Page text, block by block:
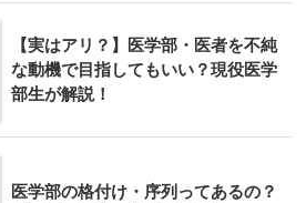
【実はアリ？】医学部・医者を不純
な動機で目指してもいい？現役医学
部生が解説！
医学部の格付け・序列ってあるの？